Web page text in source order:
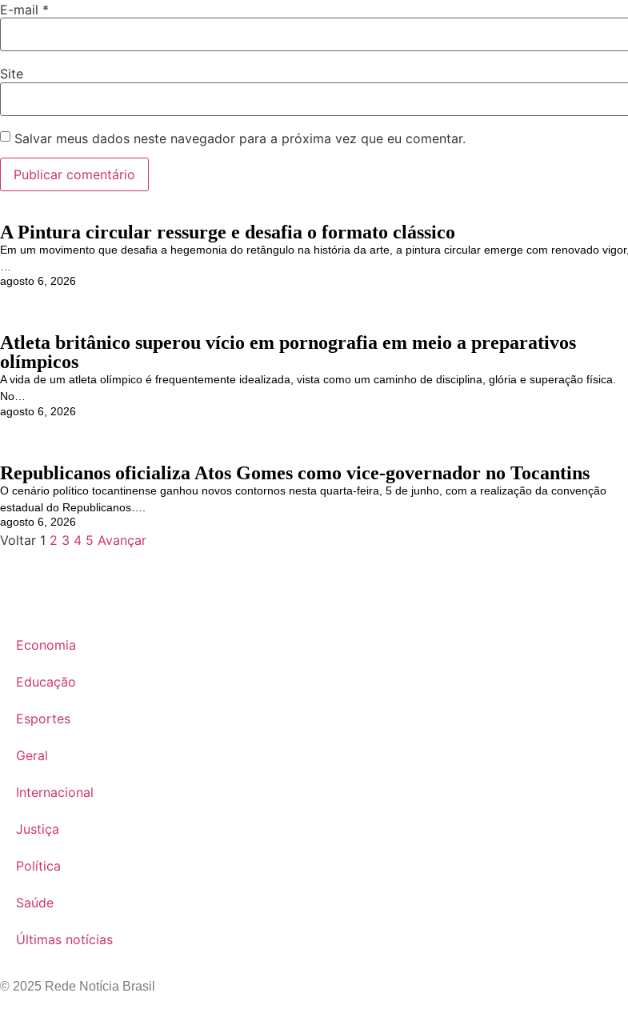
E-mail *
Site
Salvar meus dados neste navegador para a próxima vez que eu comentar.
A Pintura circular ressurge e desafia o formato clássico
Em um movimento que desafia a hegemonia do retângulo na história da arte, a pintura circular emerge com renovado vigor,
agosto 6, 2026
Atleta britânico superou vício em pornografia em meio a preparativos
olímpicos
A vida de um atleta olímpico é frequentemente idealizada, vista como um caminho de disciplina, glória e superação física.
No…
agosto 6, 2026
Republicanos oficializa Atos Gomes como vice-governador no Tocantins
O cenário político tocantinense ganhou novos contornos nesta quarta-feira, 5 de junho, com a realização da convenção
estadual do Republicanos….
agosto 6, 2026
Voltar 1 2 3 4 5 Avançar
Economia
Educação
Esportes
Geral
Internacional
Justiça
Política
Saúde
Últimas notícias
© 2025 Rede Notícia Brasil